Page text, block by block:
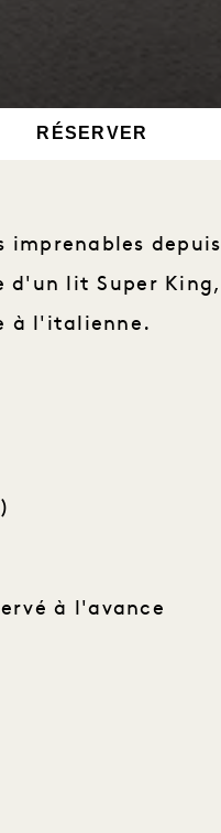
RÉSERVER
imprenables depuis
d'un lit Super King,
à l'italienne.
à l'avance